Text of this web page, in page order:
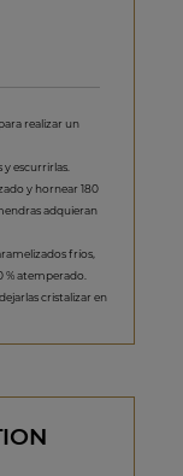
realizar un
y escurrirlas.
y hornear 180
adquieran
fríos,
% atemperado.
cristalizar en